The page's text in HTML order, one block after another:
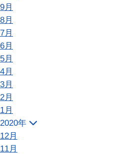
9月
8月
7月
6月
5月
4月
3月
2月
1月
2020年
12月
11月